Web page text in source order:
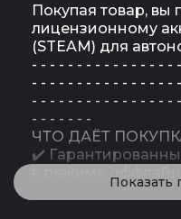
Покупая товар, вы
лицензионному
(STEAM) для
- - - - - - - - - - - - - - - -
- - - - - - - - - - - - - - - -
- - - - - - - - - - - - - - - -
- - - - - - -
ЧТО ДАЁТ
✔️
✔️ Лицензионная
Показать